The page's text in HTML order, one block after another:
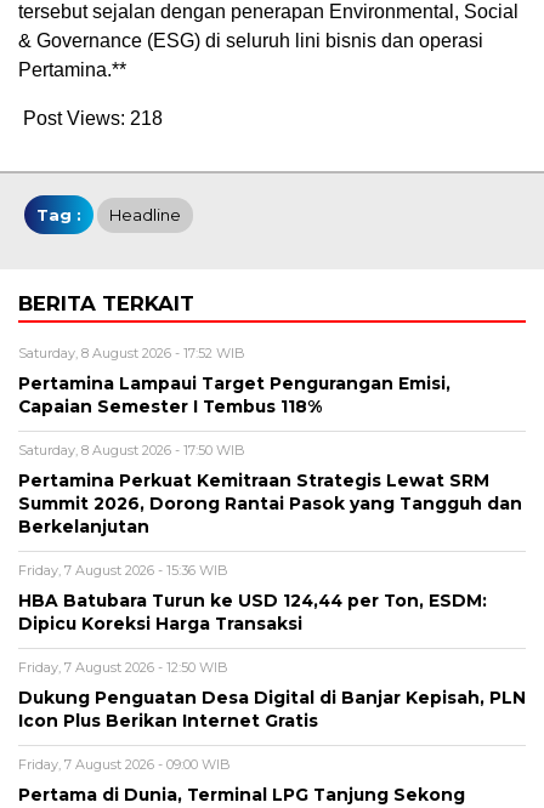
tersebut sejalan dengan penerapan Environmental, Social
& Governance (ESG) di seluruh lini bisnis dan operasi
Pertamina.**
Post Views: 218
Tag : Headline
BERITA TERKAIT
Saturday, 8 August 2026 - 17:52 WIB
Pertamina Lampaui Target Pengurangan Emisi,
Capaian Semester I Tembus 118%
Saturday, 8 August 2026 - 17:50 WIB
Pertamina Perkuat Kemitraan Strategis Lewat SRM
Summit 2026, Dorong Rantai Pasok yang Tangguh dan
Berkelanjutan
Friday, 7 August 2026 - 15:36 WIB
HBA Batubara Turun ke USD 124,44 per Ton, ESDM:
Dipicu Koreksi Harga Transaksi
Friday, 7 August 2026 - 12:50 WIB
Dukung Penguatan Desa Digital di Banjar Kepisah, PLN
Icon Plus Berikan Internet Gratis
Friday, 7 August 2026 - 09:00 WIB
Pertama di Dunia, Terminal LPG Tanjung Sekong